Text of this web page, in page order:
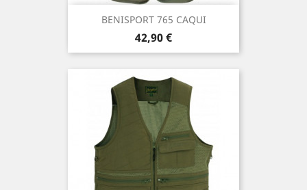
BENISPORT 765 CAQUI
Precio
42,90 €